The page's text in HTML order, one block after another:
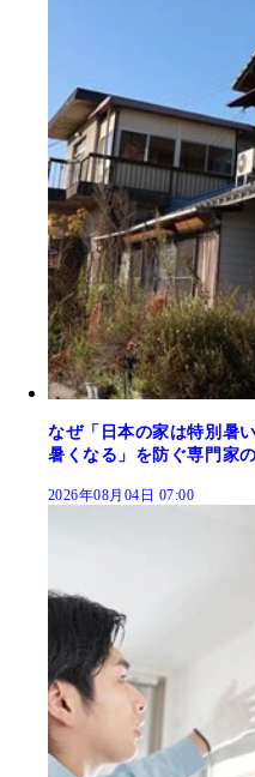
なぜ「日本の家は特別暑
暑くなる」を防ぐ専門家
2026年08月04日 07:00